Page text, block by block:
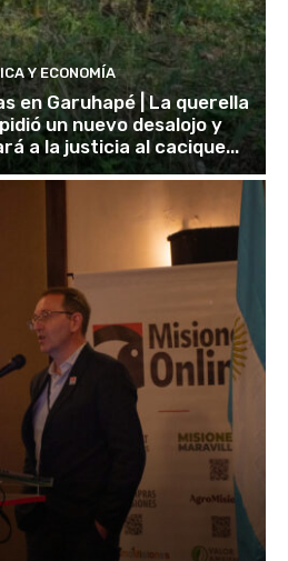
Y ECONOMÍA
en Garuhapé | La querella
un nuevo desalojo y
a la justicia al cacique...